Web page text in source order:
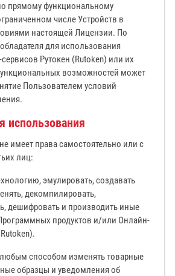
прямому функциональному
числе Устройств в
настоящей Лицензии. По
для использования
Рутокен (Rutoken) или их
возможностей может
Пользователем условий
использования
имеет права самостоятельно или с
лиц:
эмулировать, создавать
декомпилировать,
дешифровать и производить иные
продуктов и/или Онлайн-
способом изменять товарные
образцы и уведомления об